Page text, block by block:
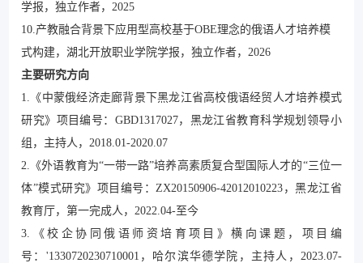
学报，独立作者，2025
10.产教融合背景下应用型高校基于OBE理念的俄语人才培养模
式构建，湖北开放职业学院学报，独立作者，2026
主要研究方向
1.《中蒙俄经济走廊背景下黑龙江省高校俄语经贸人才培养模式
研究》项目编号：GBD1317027，黑龙江省教育科学规划领导小
组，主持人，2018.01-2020.07
2.《外语教育为“一带一路”培养高素质复合型国际人才的“三位一
体”模式研究》项目编号：ZX20150906-42012010223，黑龙江省
教育厅，第一完成人，2022.04-至今
3.《校企协同俄语师资培育项目》横向课题，项目编
号：'1330720230710001，哈尔滨华德学院，主持人，2023.07-